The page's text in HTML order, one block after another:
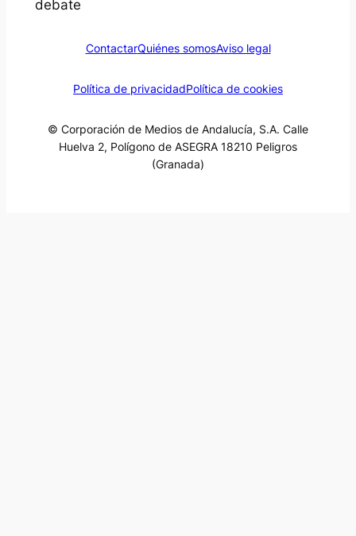
debate
ContactarQuiénes somosAviso legal
Política de privacidadPolítica de cookies
© Corporación de Medios de Andalucía, S.A. Calle
Huelva 2, Polígono de ASEGRA 18210 Peligros
(Granada)